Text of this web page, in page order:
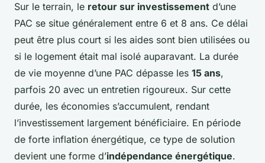
Sur le terrain, le retour sur investissement d’une
PAC se situe généralement entre 6 et 8 ans. Ce délai
peut être plus court si les aides sont bien utilisées ou
si le logement était mal isolé auparavant. La durée
de vie moyenne d’une PAC dépasse les 15 ans,
parfois 20 avec un entretien rigoureux. Sur cette
durée, les économies s’accumulent, rendant
l’investissement largement bénéficiaire. En période
de forte inflation énergétique, ce type de solution
devient une forme d’indépendance énergétique.